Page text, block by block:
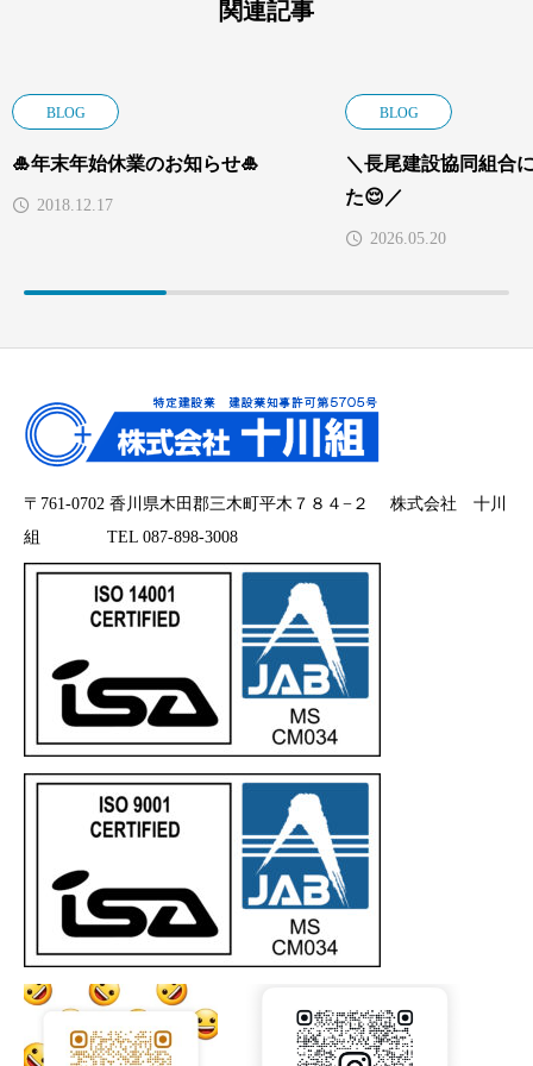
関連記事
BLOG
🎍年末年始休業のお知らせ🎍
2018.12.17
BLOG
＼長尾建設協同組合
た😌／
2026.05.20
〒761-0702 香川県木田郡三木町平木７８４−２ 株式会社 十川
組 TEL 087-898-3008